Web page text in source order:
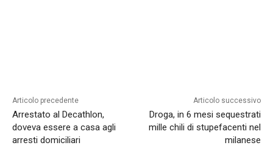
Articolo precedente
Arrestato al Decathlon,
doveva essere a casa agli
arresti domiciliari
Articolo successivo
Droga, in 6 mesi sequestrati
mille chili di stupefacenti nel
milanese